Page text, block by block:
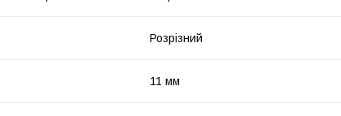
Розрізний
11 мм